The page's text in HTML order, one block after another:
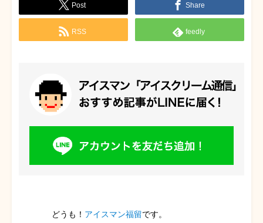
Post Share
RSS feedly
どうも！ アイスマン福留です。